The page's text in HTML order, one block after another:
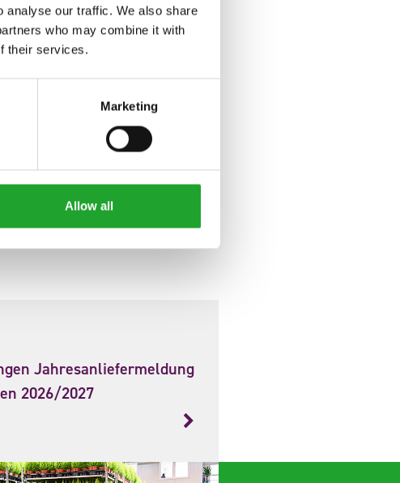
analyse our traffic. We also share
who may combine it with
their services.
Marketing
Allow all
Jahresanliefermeldung
2026/2027